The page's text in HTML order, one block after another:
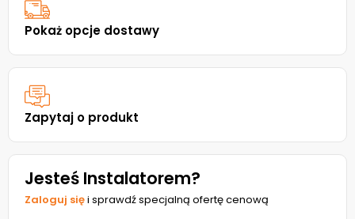
Pokaż opcje dostawy
Zapytaj o produkt
Jesteś Instalatorem?
Zaloguj sięi sprawdź specjalną ofertę cenową